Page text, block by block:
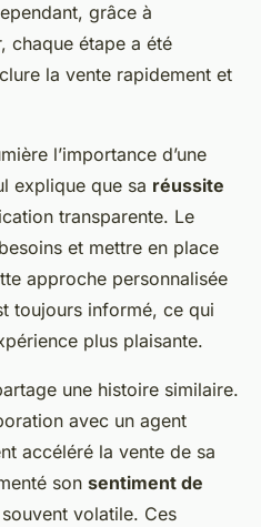
grâce à
chaque étape a été
la vente rapidement et
l’importance d’une
explique que sa réussite
transparente. Le
et mettre en place
approche personnalisée
toujours informé, ce qui
plus plaisante.
une histoire similaire.
avec un agent
accéléré la vente de sa
son sentiment de
volatile. Ces